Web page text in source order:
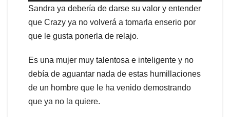
Sandra ya debería de darse su valor y entender
que Crazy ya no volverá a tomarla enserio por
que le gusta ponerla de relajo.
Es una mujer muy talentosa e inteligente y no
debía de aguantar nada de estas humillaciones
de un hombre que le ha venido demostrando
que ya no la quiere.